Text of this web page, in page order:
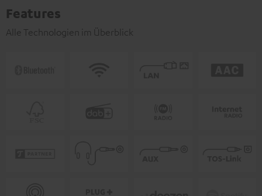
Features
Alle Technologien im Überblick